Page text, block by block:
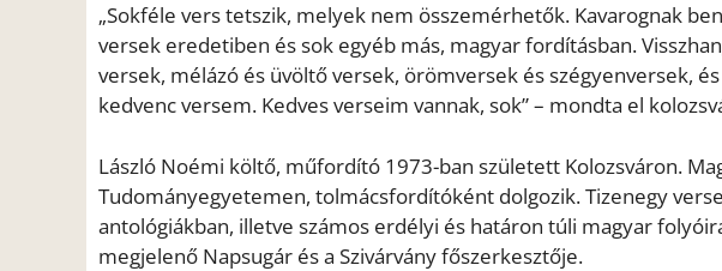
„Sokféle vers tetszik, melyek nem összemérhetők. Kavarognak
versek eredetiben és sok egyéb más, magyar fordításban.
versek, mélázó és üvöltő versek, örömversek és szégyenversek,
kedvenc versem. Kedves verseim vannak, sok” – mondta el
László Noémi költő, műfordító 1973-ban született Kolozsváron.
Tudományegyetemen, tolmácsfordítóként dolgozik. Tizenegy
antológiákban, illetve számos erdélyi és határon túli magyar
megjelenő Napsugár és a Szivárvány főszerkesztője.